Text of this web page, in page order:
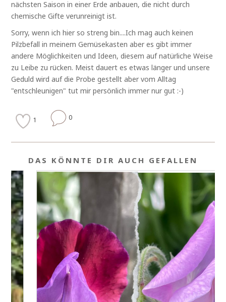
nächsten Saison in einer Erde anbauen, die nicht durch
chemische Gifte verunreinigt ist.
Sorry, wenn ich hier so streng bin....Ich mag auch keinen
Pilzbefall in meinem Gemüsekasten aber es gibt immer
andere Möglichkeiten und Ideen, diesem auf natürliche Weise
zu Leibe zu rücken. Meist dauert es etwas länger und unsere
Geduld wird auf die Probe gestellt aber vom Alltag
"entschleunigen" tut mir persönlich immer nur gut :-)
1 0
DAS KÖNNTE DIR AUCH GEFALLEN